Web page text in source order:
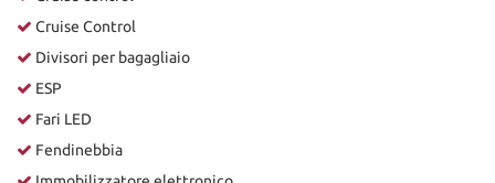
Cruise Control
Divisori per bagagliaio
ESP
Fari LED
Fendinebbia